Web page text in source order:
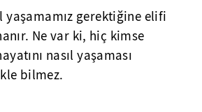
yaşamamız gerektiğine elifi
Ne var ki, hiç kimse
nasıl yaşaması
bilmez.